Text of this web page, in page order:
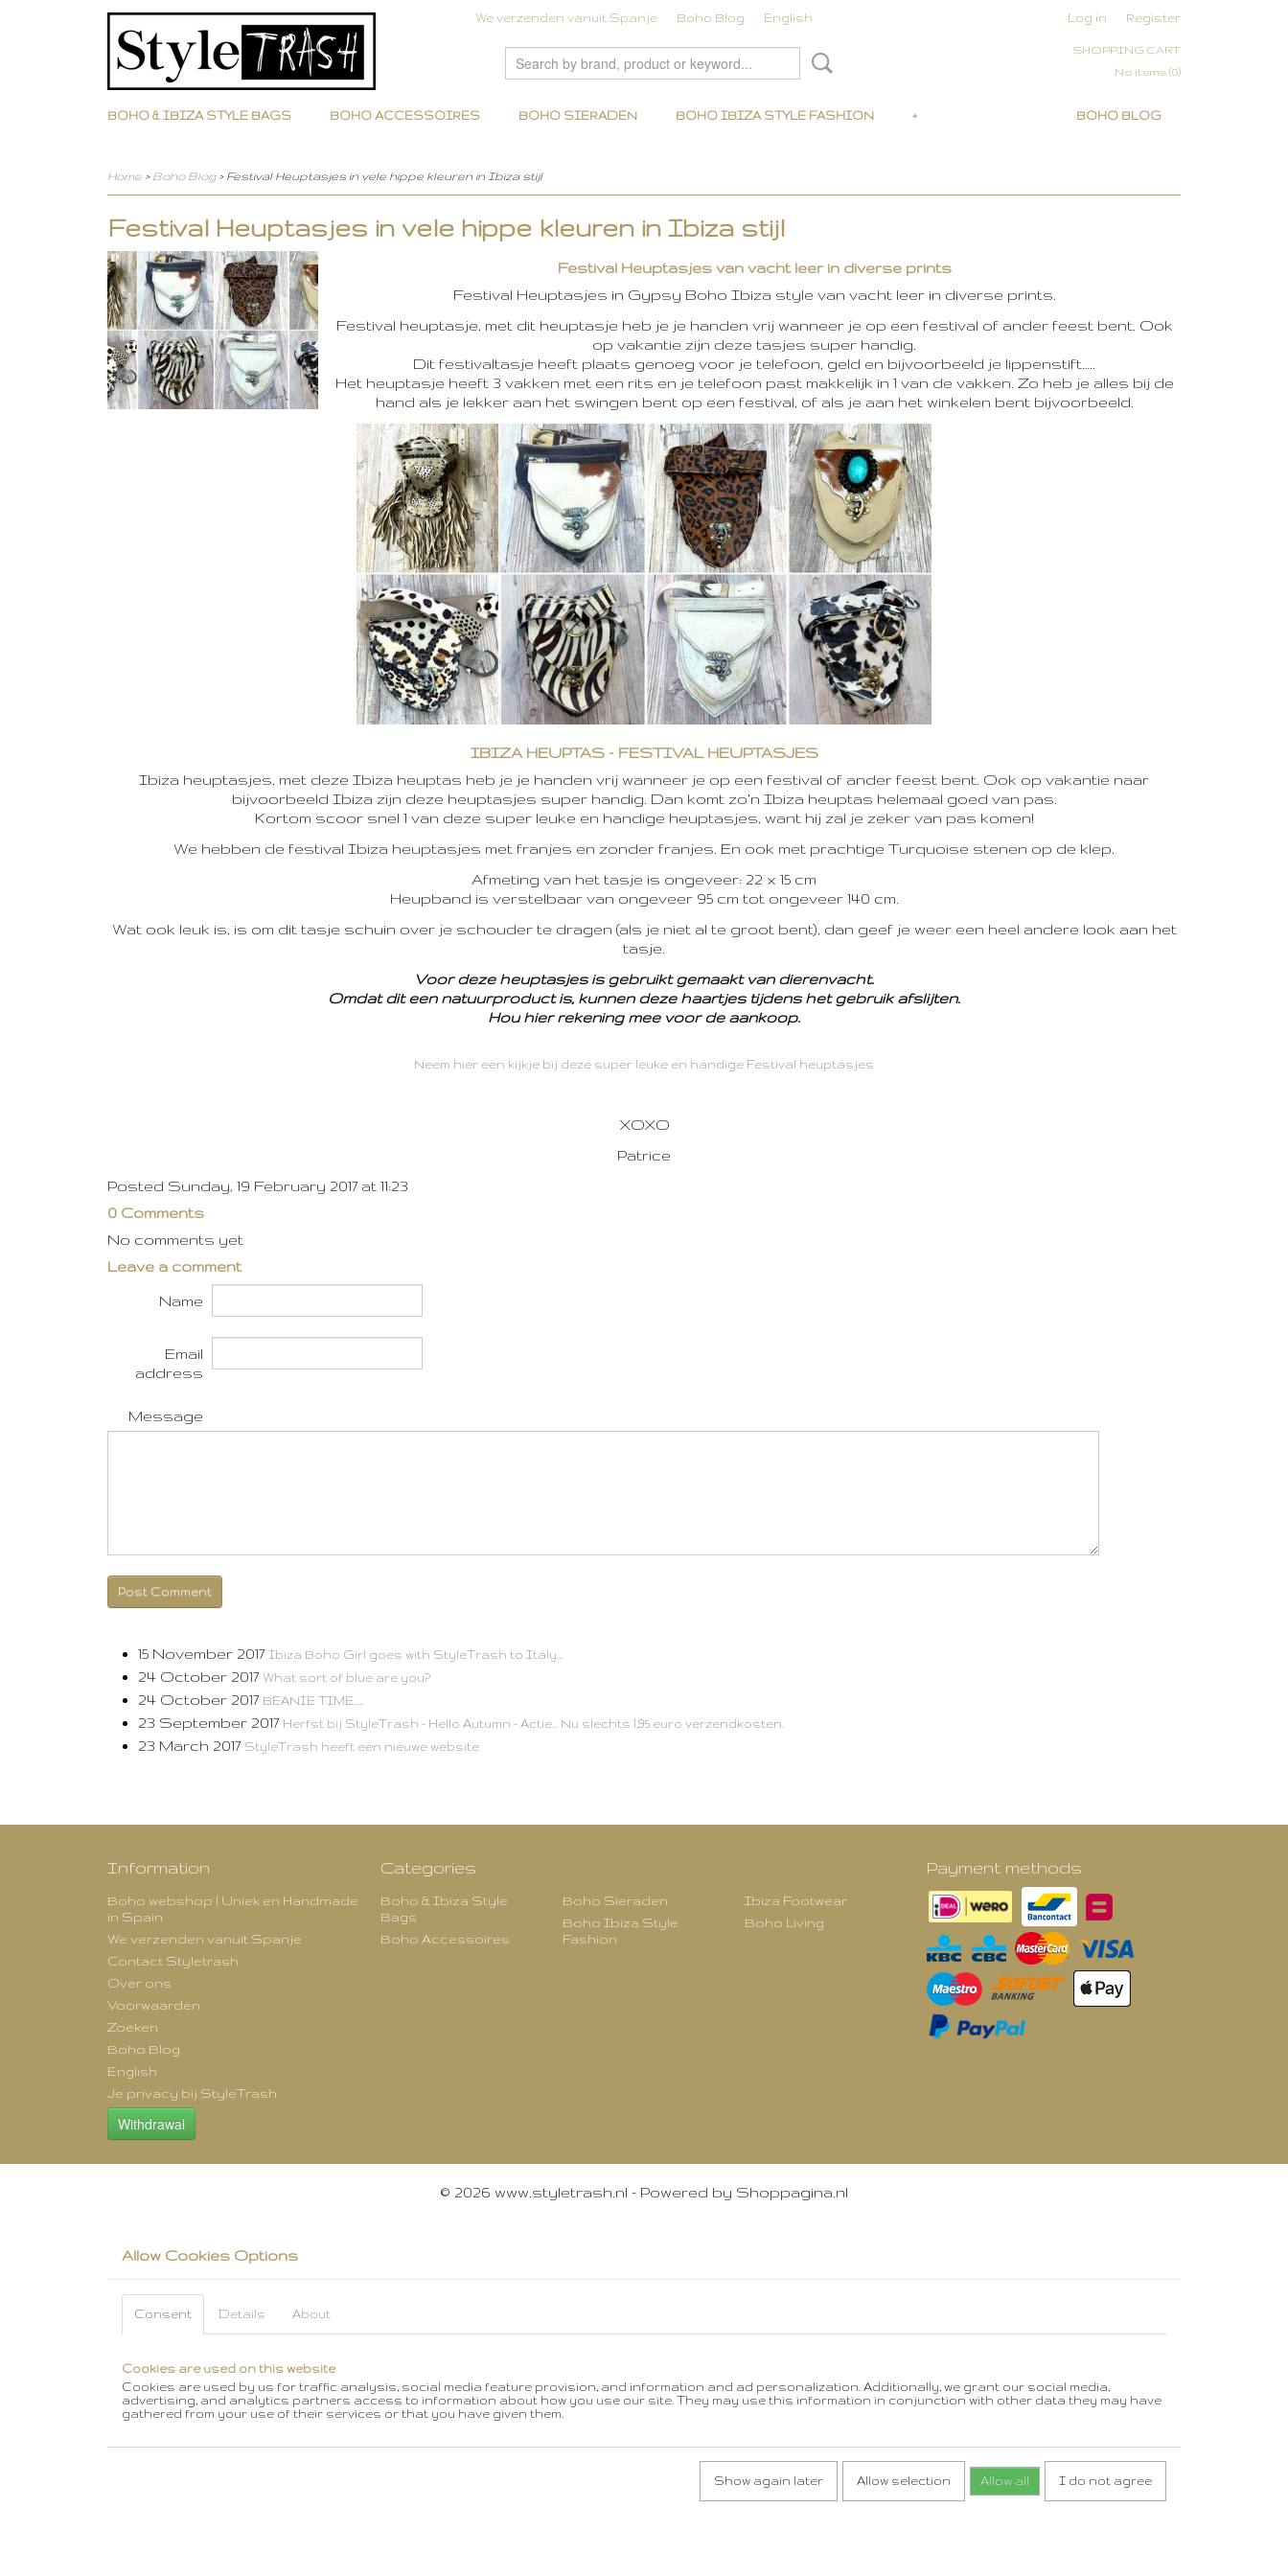
We verzenden vanuit Spanje Boho Blog English Log in Register
SHOPPING CART
No items (0)
BOHO BLOG
BOHO & IBIZA STYLE BAGS BOHO ACCESSOIRES BOHO SIERADEN BOHO IBIZA STYLE FASHION +
Home > Boho Blog > Festival Heuptasjes in vele hippe kleuren in Ibiza stijl
Festival Heuptasjes in vele hippe kleuren in Ibiza stijl
Festival Heuptasjes van vacht leer in diverse prints
Festival Heuptasjes in Gypsy Boho Ibiza style van vacht leer in diverse prints.
Festival heuptasje, met dit heuptasje heb je je handen vrij wanneer je op een festival of ander feest bent. Ook
op vakantie zijn deze tasjes super handig.
Dit festivaltasje heeft plaats genoeg voor je telefoon, geld en bijvoorbeeld je lippenstift…..
Het heuptasje heeft 3 vakken met een rits en je telefoon past makkelijk in 1 van de vakken. Zo heb je alles bij de
hand als je lekker aan het swingen bent op een festival, of als je aan het winkelen bent bijvoorbeeld.
IBIZA HEUPTAS – FESTIVAL HEUPTASJES
Ibiza heuptasjes, met deze Ibiza heuptas heb je je handen vrij wanneer je op een festival of ander feest bent. Ook op vakantie naar
bijvoorbeeld Ibiza zijn deze heuptasjes super handig. Dan komt zo’n Ibiza heuptas helemaal goed van pas.
Kortom scoor snel 1 van deze super leuke en handige heuptasjes, want hij zal je zeker van pas komen!
We hebben de festival Ibiza heuptasjes met franjes en zonder franjes. En ook met prachtige Turquoise stenen op de klep.
Afmeting van het tasje is ongeveer: 22 x 15 cm
Heupband is verstelbaar van ongeveer 95 cm tot ongeveer 140 cm.
Wat ook leuk is, is om dit tasje schuin over je schouder te dragen (als je niet al te groot bent), dan geef je weer een heel andere look aan het
tasje.
Voor deze heuptasjes is gebruikt gemaakt van dierenvacht.
Omdat dit een natuurproduct is, kunnen deze haartjes tijdens het gebruik afslijten.
Hou hier rekening mee voor de aankoop.
Neem hier een kijkje bij deze super leuke en handige Festival heuptasjes
XOXO
Patrice
Posted Sunday, 19 February 2017 at 11:23
0 Comments
No comments yet
Leave a comment
Name
Email
address
Message
Post Comment
15 November 2017 Ibiza Boho Girl goes with StyleTrash to Italy...
24 October 2017 What sort of blue are you?
24 October 2017 BEANIE TIME.....
23 September 2017 Herfst bij StyleTrash - Hello Autumn - Actie... Nu slechts 1,95 euro verzendkosten.
23 March 2017 StyleTrash heeft een nieuwe website
Information
Boho webshop | Uniek en Handmade
in Spain
We verzenden vanuit Spanje
Contact Styletrash
Over ons
Voorwaarden
Zoeken
Boho Blog
English
Je privacy bij StyleTrash
Withdrawal
Categories
Boho & Ibiza Style
Bags
Boho Accessoires
Boho Sieraden
Boho Ibiza Style
Fashion
Ibiza Footwear
Boho Living
Payment methods
© 2026 www.styletrash.nl - Powered by Shoppagina.nl
Allow Cookies Options
Consent Details About
Cookies are used on this website
Cookies are used by us for traffic analysis, social media feature provision, and information and ad personalization. Additionally, we grant our social media,
advertising, and analytics partners access to information about how you use our site. They may use this information in conjunction with other data they may have
gathered from your use of their services or that you have given them.
Show again later Allow selection Allow all I do not agree